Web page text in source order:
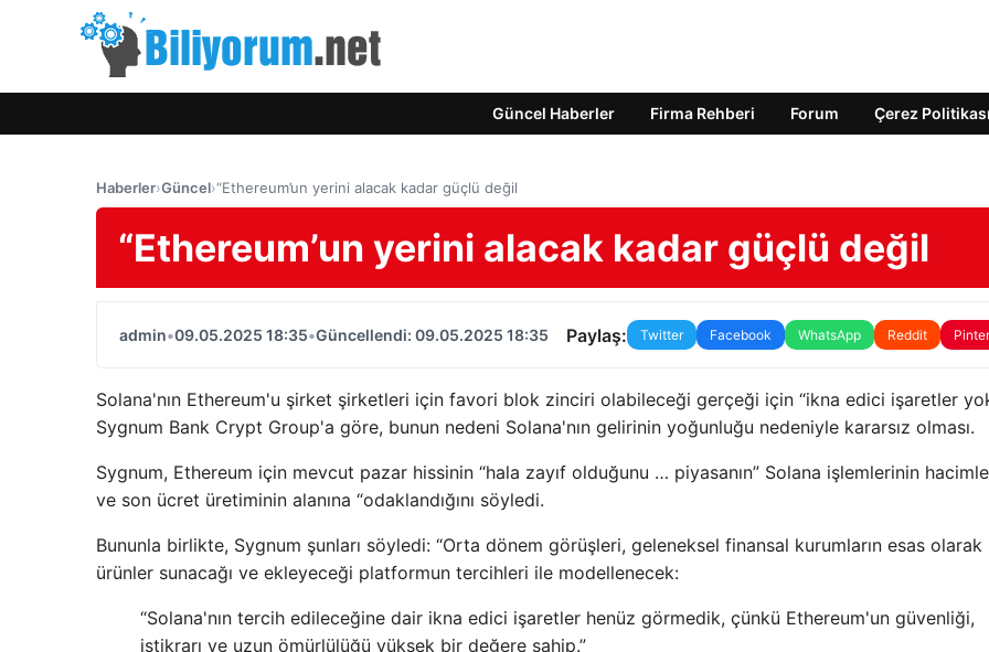
Güncel Haberler Firma Rehberi Forum Çerez
Haberler›Güncel›“Ethereum’un yerini alacak kadar güçlü değil
“Ethereum’un yerini alacak kadar güçlü değil
admin•09.05.2025 18:35•Güncellendi: 09.05.2025 18:35 Paylaş: Twitter Facebook WhatsApp Reddit
Solana'nın Ethereum'u şirket şirketleri için favori blok zinciri olabileceği gerçeği için “ikna edici işaretler
Sygnum Bank Crypt Group'a göre, bunun nedeni Solana'nın gelirinin yoğunluğu nedeniyle kararsız olması.
Sygnum, Ethereum için mevcut pazar hissinin “hala zayıf olduğunu … piyasanın” Solana işlemlerinin
ve son ücret üretiminin alanına “odaklandığını söyledi.
Bununla birlikte, Sygnum şunları söyledi: “Orta dönem görüşleri, geleneksel finansal kurumların esas olarak
ürünler sunacağı ve ekleyeceği platformun tercihleri ​​ile modellenecek:
“Solana'nın tercih edileceğine dair ikna edici işaretler henüz görmedik, çünkü Ethereum'un güvenliği,
istikrarı ve uzun ömürlülüğü yüksek bir değere sahip.”